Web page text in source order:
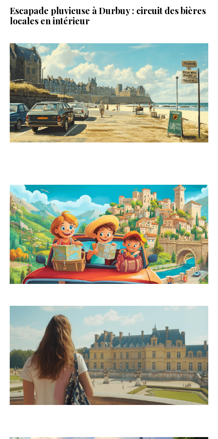
Escapade pluvieuse à Durbuy : circuit des bières
locales en intérieur